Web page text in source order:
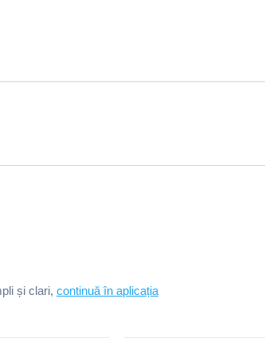
și clari, continuă în aplicația